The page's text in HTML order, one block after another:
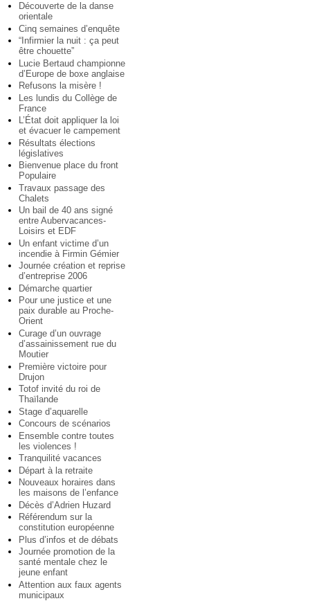
Découverte de la danse
orientale
Cinq semaines d’enquête
“Infirmier la nuit : ça peut
être chouette”
Lucie Bertaud championne
d’Europe de boxe anglaise
Refusons la misère !
Les lundis du Collège de
France
L’État doit appliquer la loi
et évacuer le campement
Résultats élections
législatives
Bienvenue place du front
Populaire
Travaux passage des
Chalets
Un bail de 40 ans signé
entre Aubervacances-
Loisirs et EDF
Un enfant victime d’un
incendie à Firmin Gémier
Journée création et reprise
d’entreprise 2006
Démarche quartier
Pour une justice et une
paix durable au Proche-
Orient
Curage d’un ouvrage
d’assainissement rue du
Moutier
Première victoire pour
Drujon
Totof invité du roi de
Thaïlande
Stage d’aquarelle
Concours de scénarios
Ensemble contre toutes
les violences !
Tranquilité vacances
Départ à la retraite
Nouveaux horaires dans
les maisons de l’enfance
Décès d’Adrien Huzard
Référendum sur la
constitution européenne
Plus d’infos et de débats
Journée promotion de la
santé mentale chez le
jeune enfant
Attention aux faux agents
municipaux